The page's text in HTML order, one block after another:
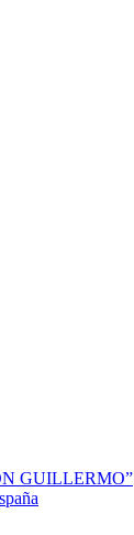
GUILLERMO”